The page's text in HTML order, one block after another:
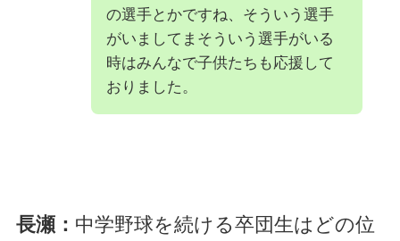
の選手とかですね、そういう選手
がいましてまそういう選手がいる
時はみんなで子供たちも応援して
おりました。
長瀬： 中学野球を続ける卒団生はどの位